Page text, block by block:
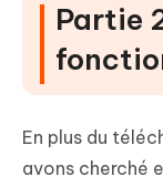
Partie
En plus du
avons cherché